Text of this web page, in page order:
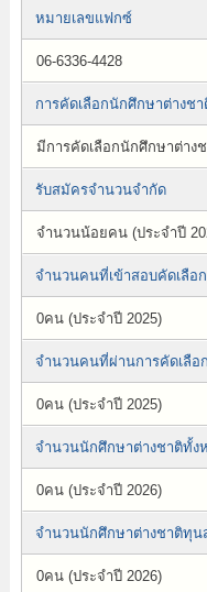
หมายเลขแฟกซ์
06-6336-4428
การคัดเลือกนักศึกษาต่างช
มีการคัดเลือกนักศึกษาต่าง
รับสมัครจำนวนจำกัด
จำนวนน้อยคน (ประจำปี
จำนวนคนที่เข้าสอบคัดเลือก
0คน (ประจำปี 2025)
จำนวนคนที่ผ่านการคัดเลือก
0คน (ประจำปี 2025)
จำนวนนักศึกษาต่างชาติทั้ง
0คน (ประจำปี 2026)
จำนวนนักศึกษาต่างชาติทุ
0คน (ประจำปี 2026)